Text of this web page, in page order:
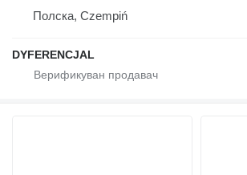
Полска, Czempiń
DYFERENCJAL